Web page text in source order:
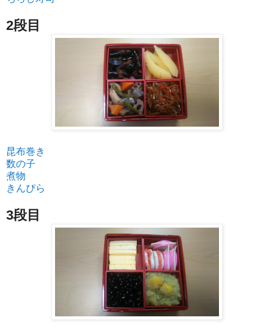
2段目
昆布巻き
数の子
煮物
きんぴら
3段目